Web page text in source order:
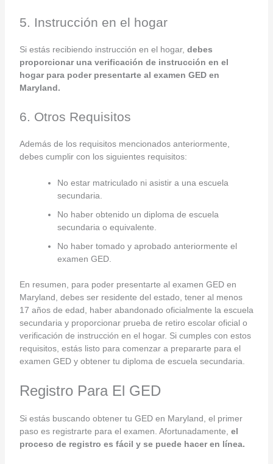
5. Instrucción en el hogar
Si estás recibiendo instrucción en el hogar, debes
proporcionar una verificación de instrucción en el
hogar para poder presentarte al examen GED en
Maryland.
6. Otros Requisitos
Además de los requisitos mencionados anteriormente,
debes cumplir con los siguientes requisitos:
No estar matriculado ni asistir a una escuela
secundaria.
No haber obtenido un diploma de escuela
secundaria o equivalente.
No haber tomado y aprobado anteriormente el
examen GED.
En resumen, para poder presentarte al examen GED en
Maryland, debes ser residente del estado, tener al menos
17 años de edad, haber abandonado oficialmente la escuela
secundaria y proporcionar prueba de retiro escolar oficial o
verificación de instrucción en el hogar. Si cumples con estos
requisitos, estás listo para comenzar a prepararte para el
examen GED y obtener tu diploma de escuela secundaria.
Registro Para El GED
Si estás buscando obtener tu GED en Maryland, el primer
paso es registrarte para el examen. Afortunadamente, el
proceso de registro es fácil y se puede hacer en línea.